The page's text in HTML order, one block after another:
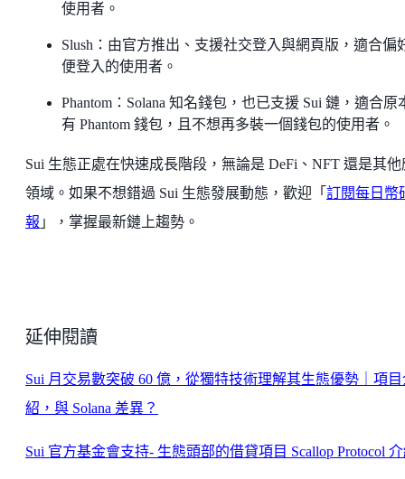
使用者。
Slush：由官方推出、支援社交登入與網頁版，適合偏
便登入的使用者。
Phantom：Solana 知名錢包，也已支援 Sui 鏈，適合原
有 Phantom 錢包，且不想再多裝一個錢包的使用者。
Sui 生態正處在快速成長階段，無論是 DeFi、NFT 還是其他
領域。如果不想錯過 Sui 生態發展動態，歡迎「 訂閱每日幣
報 」，掌握最新鏈上趨勢。
延伸閱讀
Sui 月交易數突破 60 億，從獨特技術理解其生態優勢｜項
紹，與 Solana 差異？
Sui 官方基金會支持- 生態頭部的借貸項目 Scallop Protocol